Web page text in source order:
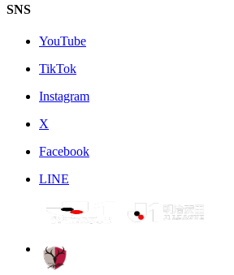
SNS
YouTube
TikTok
Instagram
X
Facebook
LINE